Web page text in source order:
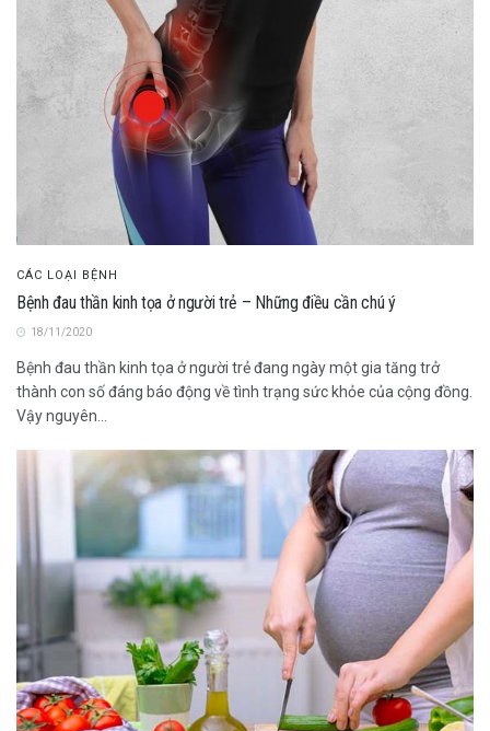
CÁC LOẠI BỆNH
Bệnh đau thần kinh tọa ở người trẻ – Những điều cần chú ý
18/11/2020
Bệnh đau thần kinh tọa ở người trẻ đang ngày một gia tăng trở
thành con số đáng báo động về tình trạng sức khỏe của cộng đồng.
Vậy nguyên...